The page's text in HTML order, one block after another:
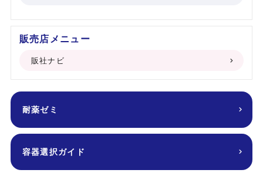
販売店メニュー
販社ナビ
耐薬ゼミ
容器選択ガイド